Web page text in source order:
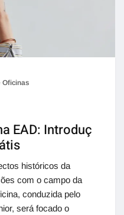
Oficinas
EAD: Introduç
históricos da
com o campo da
conduzida pelo
será focado o